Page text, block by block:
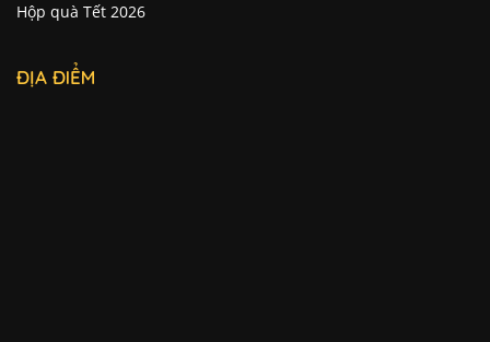
Hộp quà Tết 2026
ĐỊA ĐIỂM